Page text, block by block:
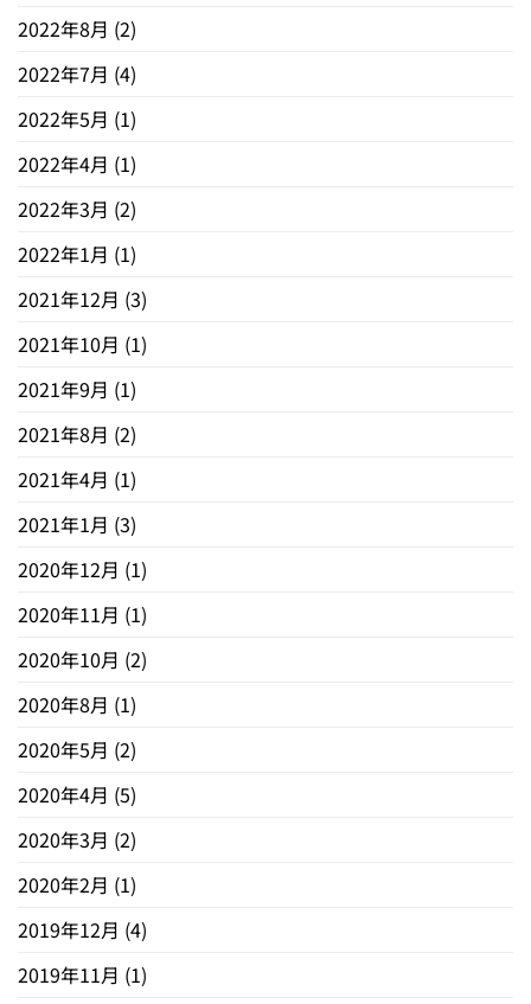
2022年8月 (2)
2022年7月 (4)
2022年5月 (1)
2022年4月 (1)
2022年3月 (2)
2022年1月 (1)
2021年12月 (3)
2021年10月 (1)
2021年9月 (1)
2021年8月 (2)
2021年4月 (1)
2021年1月 (3)
2020年12月 (1)
2020年11月 (1)
2020年10月 (2)
2020年8月 (1)
2020年5月 (2)
2020年4月 (5)
2020年3月 (2)
2020年2月 (1)
2019年12月 (4)
2019年11月 (1)